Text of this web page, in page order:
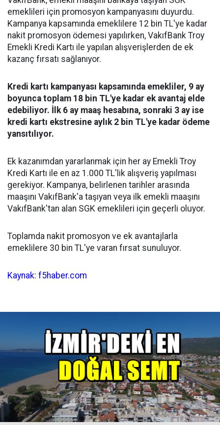
emeklileri için promosyon kampanyasını duyurdu.
Kampanya kapsamında emeklilere 12 bin TL'ye kadar
nakit promosyon ödemesi yapılırken, VakıfBank Troy
Emekli Kredi Kartı ile yapılan alışverişlerden de ek
kazanç fırsatı sağlanıyor.
Kredi kartı kampanyası kapsamında emekliler, 9 ay
boyunca toplam 18 bin TL'ye kadar ek avantaj elde
edebiliyor. İlk 6 ay maaş hesabına, sonraki 3 ay ise
kredi kartı ekstresine aylık 2 bin TL'ye kadar ödeme
yansıtılıyor.
Ek kazanımdan yararlanmak için her ay Emekli Troy
Kredi Kartı ile en az 1.000 TL'lik alışveriş yapılması
gerekiyor. Kampanya, belirlenen tarihler arasında
maaşını VakıfBank'a taşıyan veya ilk emekli maaşını
VakıfBank'tan alan SGK emeklileri için geçerli oluyor.
Toplamda nakit promosyon ve ek avantajlarla
emeklilere 30 bin TL'ye varan fırsat sunuluyor.
Kaynak: f5haber.com